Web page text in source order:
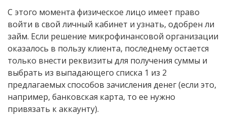
С этого момента физическое лицо имеет право
войти в свой личный кабинет и узнать, одобрен ли
займ. Если решение микрофинансовой организации
оказалось в пользу клиента, последнему остается
только внести реквизиты для получения суммы и
выбрать из выпадающего списка 1 из 2
предлагаемых способов зачисления денег (если это,
например, банковская карта, то ее нужно
привязать к аккаунту).